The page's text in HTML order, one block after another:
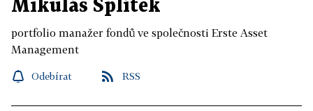
Mikuláš Splítek
portfolio manažer fondů ve společnosti Erste Asset
Management
Odebírat RSS